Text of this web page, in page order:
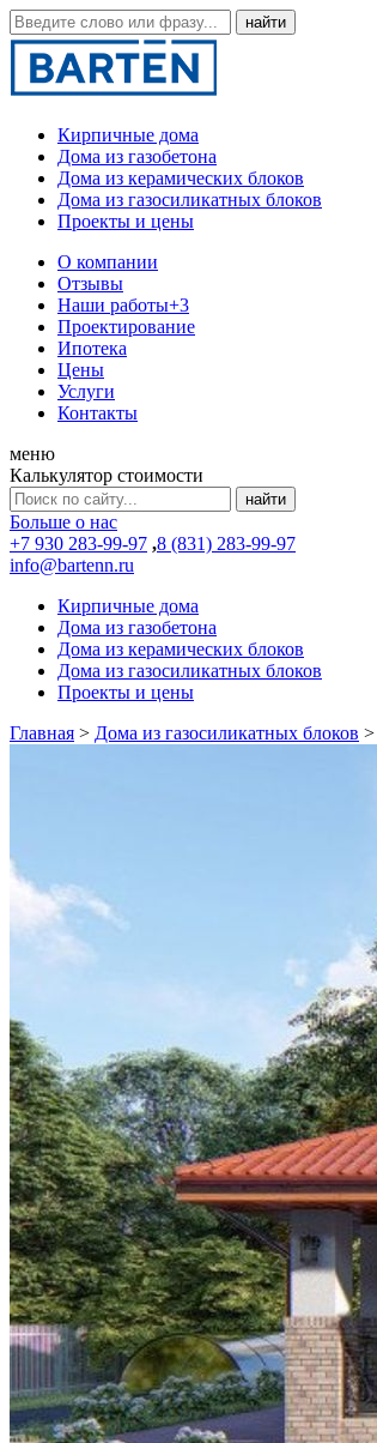
Кирпичные дома
Дома из газобетона
Дома из керамических блоков
Дома из газосиликатных блоков
Проекты и цены
О компании
Отзывы
Наши работы+3
Проектирование
Ипотека
Цены
Услуги
Контакты
меню
Калькулятор стоимости
Больше о нас
+7 930 283-99-97 ,8 (831) 283-99-97
info@bartenn.ru
Кирпичные дома
Дома из газобетона
Дома из керамических блоков
Дома из газосиликатных блоков
Проекты и цены
Главная > Дома из газосиликатных блоков >